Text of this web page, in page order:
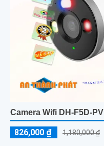
Camera Wifi DH-F5D-PV
826,000 ₫ 1,180,000 ₫